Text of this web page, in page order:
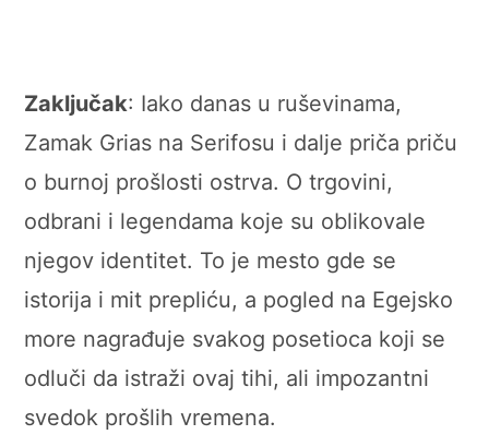
Zaključak: Iako danas u ruševinama,
Zamak Grias na Serifosu i dalje priča priču
o burnoj prošlosti ostrva. O trgovini,
odbrani i legendama koje su oblikovale
njegov identitet. To je mesto gde se
istorija i mit prepliću, a pogled na Egejsko
more nagrađuje svakog posetioca koji se
odluči da istraži ovaj tihi, ali impozantni
svedok prošlih vremena.